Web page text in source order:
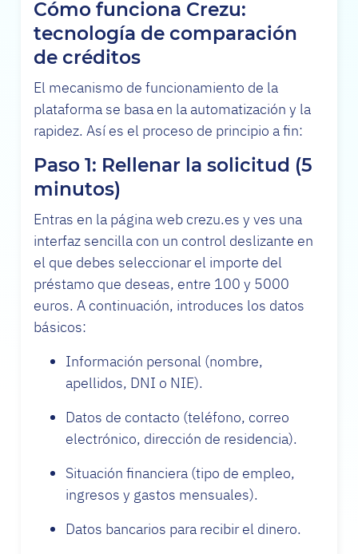
Cómo funciona Crezu:
tecnología de comparación
de créditos
El mecanismo de funcionamiento de la
plataforma se basa en la automatización y la
rapidez. Así es el proceso de principio a fin:
Paso 1: Rellenar la solicitud (5
minutos)
Entras en la página web crezu.es y ves una
interfaz sencilla con un control deslizante en
el que debes seleccionar el importe del
préstamo que deseas, entre 100 y 5000
euros. A continuación, introduces los datos
básicos:
Información personal (nombre,
apellidos, DNI o NIE).
Datos de contacto (teléfono, correo
electrónico, dirección de residencia).
Situación financiera (tipo de empleo,
ingresos y gastos mensuales).
Datos bancarios para recibir el dinero.